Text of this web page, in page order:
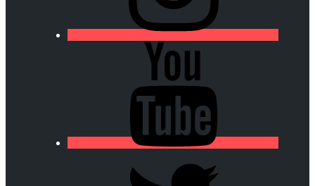
chamalieres.fr/wp-